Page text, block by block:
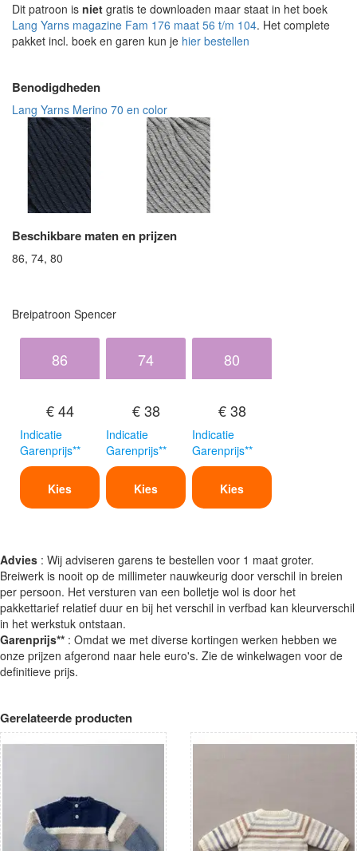
Dit patroon is niet gratis te downloaden maar staat in het boek
Lang Yarns magazine Fam 176 maat 56 t/m 104. Het complete
pakket incl. boek en garen kun je hier bestellen
Benodigdheden
Lang Yarns Merino 70 en color
Beschikbare maten en prijzen
86, 74, 80
Breipatroon Spencer
86
€ 44
Indicatie
Garenprijs**
Kies
74
€ 38
Indicatie
Garenprijs**
Kies
80
€ 38
Indicatie
Garenprijs**
Kies
Advies : Wij adviseren garens te bestellen voor 1 maat groter.
Breiwerk is nooit op de millimeter nauwkeurig door verschil in breien
per persoon. Het versturen van een bolletje wol is door het
pakkettarief relatief duur en bij het verschil in verfbad kan kleurverschil
in het werkstuk ontstaan.
Garenprijs** : Omdat we met diverse kortingen werken hebben we
onze prijzen afgerond naar hele euro's. Zie de winkelwagen voor de
definitieve prijs.
Gerelateerde producten